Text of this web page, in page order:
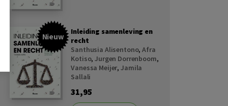
Nieuw
Inleiding samenleving en
recht
Santhusia Alisentono,Afra
Kotiso,Jurgen Dorrenboom,
Vanessa Meijer,Jamila
Sallali
31,95